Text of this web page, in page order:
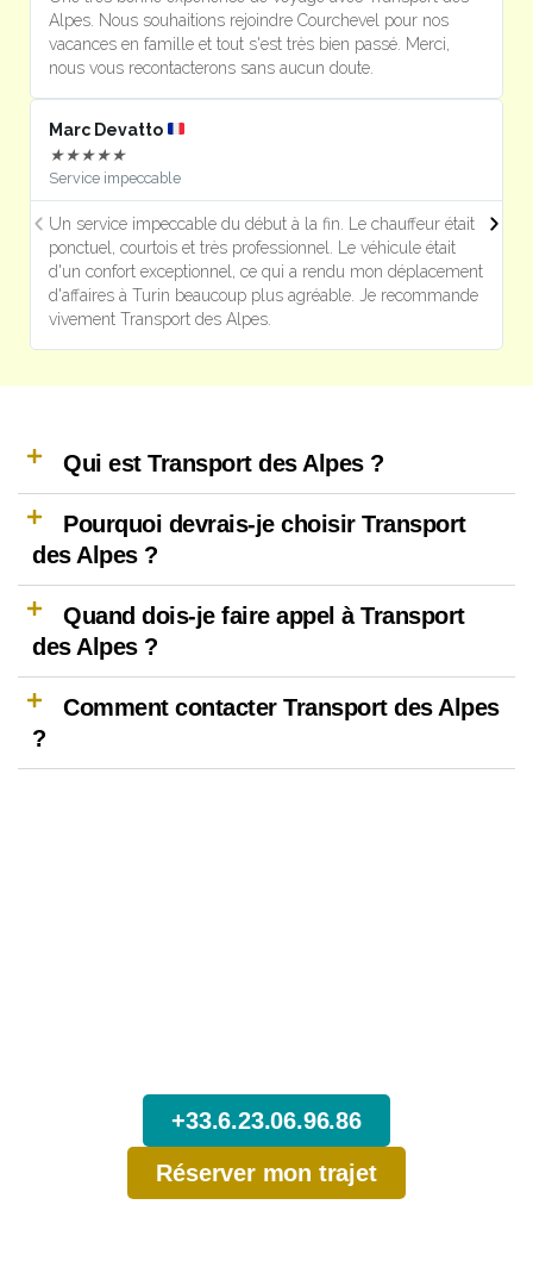
Alpes. Nous souhaitions rejoindre Courchevel pour nos
vacances en famille et tout s'est très bien passé. Merci,
nous vous recontacterons sans aucun doute.
Marc Devatto
★★★★★
Service impeccable
Un service impeccable du début à la fin. Le chauffeur était
ponctuel, courtois et très professionnel. Le véhicule était
d'un confort exceptionnel, ce qui a rendu mon déplacement
d'affaires à Turin beaucoup plus agréable. Je recommande
vivement Transport des Alpes.
Qui est Transport des Alpes ?
Pourquoi devrais-je choisir Transport
des Alpes ?
Quand dois-je faire appel à Transport
des Alpes ?
Comment contacter Transport des Alpes
?
+33.6.23.06.96.86
Réserver mon trajet